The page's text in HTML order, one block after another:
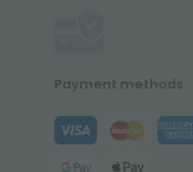
Payment methods